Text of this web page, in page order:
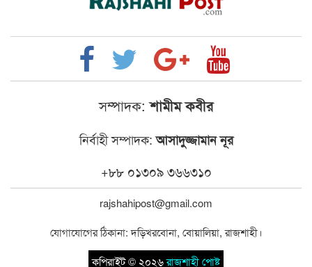
সম্পাদক: শামীম কবীর
নির্বাহী সম্পাদক:আসাদুজ্জামান নূর
+৮৮ ০১৩০৯ ৩৬৬৩১০
rajshahipost@gmail.com
যোগাযোগের ঠিকানা: দড়িখরবোনা, বোয়ালিয়া, রাজশাহী।
কপিরাইট © ২০২৬রাজশাহী পোষ্ট